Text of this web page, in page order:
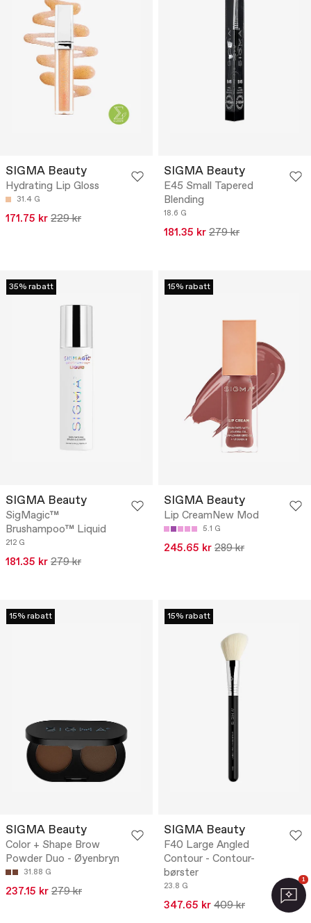
SIGMA Beauty
Hydrating Lip Gloss
31.4 G
171.75 kr 229 kr
SIGMA Beauty
E45 Small Tapered
Blending
18.6 G
181.35 kr 279 kr
35% rabatt
SIGMA Beauty
SigMagic™
Brushampoo™ Liquid
212 G
181.35 kr 279 kr
15% rabatt
SIGMA Beauty
Lip CreamNew Mod
5.1 G
245.65 kr 289 kr
15% rabatt
SIGMA Beauty
Color + Shape Brow
Powder Duo - Øyenbryn
31.88 G
237.15 kr 279 kr
15% rabatt
SIGMA Beauty
F40 Large Angled
Contour - Contour-
børster
23.8 G
347.65 kr 409 kr
1